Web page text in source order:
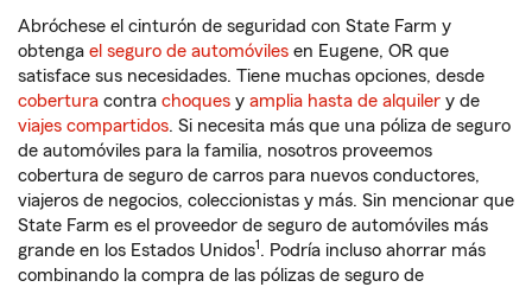
Abróchese el cinturón de seguridad con State Farm y
obtenga el seguro de automóviles en Eugene, OR que
satisface sus necesidades. Tiene muchas opciones, desde
cobertura contra choques y amplia hasta de alquiler y de
viajes compartidos. Si necesita más que una póliza de seguro
de automóviles para la familia, nosotros proveemos
cobertura de seguro de carros para nuevos conductores,
viajeros de negocios, coleccionistas y más. Sin mencionar que
State Farm es el proveedor de seguro de automóviles más
grande en los Estados Unidos1. Podría incluso ahorrar más
combinando la compra de las pólizas de seguro de